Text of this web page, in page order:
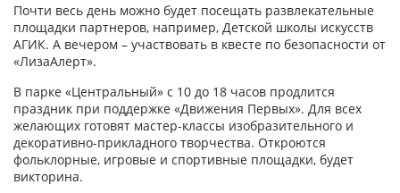
Почти весь день можно будет посещать развлекательные
площадки партнеров, например, Детской школы искусств
АГИК. А вечером – участвовать в квесте по безопасности от
«ЛизаАлерт».
В парке «Центральный» с 10 до 18 часов продлится
праздник при поддержке «Движения Первых». Для всех
желающих готовят мастер-классы изобразительного и
декоративно-прикладного творчества. Откроются
фольклорные, игровые и спортивные площадки, будет
викторина.